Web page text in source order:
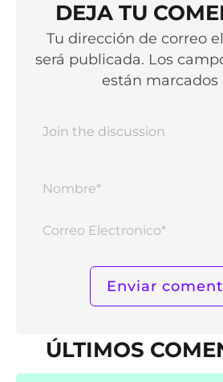
DEJA TU
Tu dirección de correo
será publicada. Los
están marcados
ÚLTIMOS